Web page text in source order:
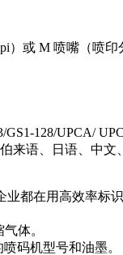
）或 M 喷嘴（喷印
128/UPCA/
来语、日语、中文
体。
码机型号和油墨。